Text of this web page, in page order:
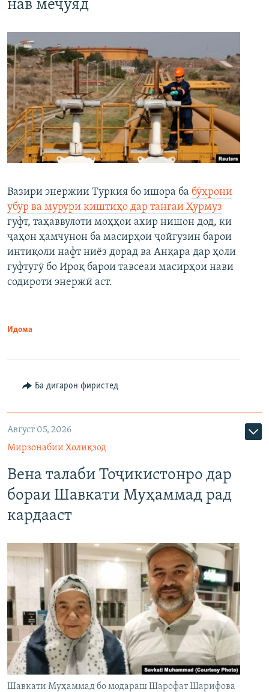
нав меҷӯяд
Вазири энержии Туркия бо ишора ба бӯҳрони
убур ва мурури киштиҳо дар тангаи Ҳурмуз
гуфт, таҳаввулоти моҳҳои ахир нишон дод, ки
ҷаҳон ҳамчунон ба масирҳои ҷойгузин барои
интиқоли нафт ниёз дорад ва Анқара дар ҳоли
гуфтугӯ бо Ироқ барои тавсеаи масирҳои нави
содироти энержӣ аст.
Идома
Ба дигарон фиристед
Август 05, 2026
Мирзонабии Холиқзод
Вена талаби Тоҷикистонро дар
бораи Шавкати Муҳаммад рад
кардааст
Шавкати Муҳаммад бо модараш Шарофат Шарифова